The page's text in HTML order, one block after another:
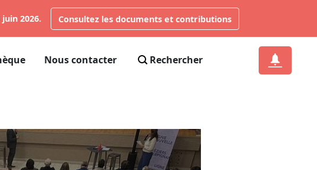
2026. Consultez les documents et contributions
Nous contacter Rechercher